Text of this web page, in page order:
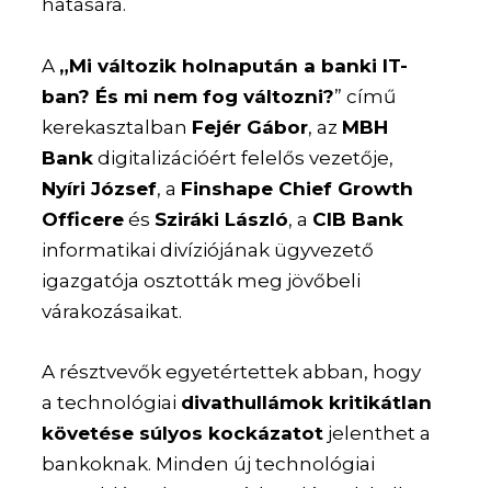
hatására.
A „Mi változik holnapután a banki IT-
ban? És mi nem fog változni?” című
kerekasztalban Fejér Gábor, az MBH
Bank digitalizációért felelős vezetője,
Nyíri József, a Finshape Chief Growth
Officere és Sziráki László, a CIB Bank
informatikai divíziójának ügyvezető
igazgatója osztották meg jövőbeli
várakozásaikat.
A résztvevők egyetértettek abban, hogy
a technológiai divathullámok kritikátlan
követése súlyos kockázatot jelenthet a
bankoknak. Minden új technológiai